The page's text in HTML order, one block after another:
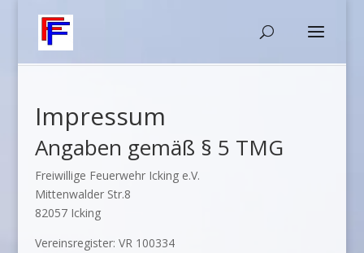
Impressum
Angaben gemäß § 5 TMG
Freiwillige Feuerwehr Icking e.V.
Mittenwalder Str.8
82057 Icking
Vereinsregister: VR 100334